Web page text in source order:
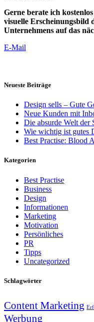
Gerne berate ich
visuelle Erscheinungsbild
Unternehmens auf das
E-Mail
Neueste Beiträge
Design sells – Gute
Neue Kunden mit
Die absurde Welt der
Wie wichtig ist gutes
Best Practise: Blood
Kategorien
Best Practise
Business
Design
Informationen
Marketing
Motivation
Persönliches
PR
Tipps
Uncategorized
Schlagwörter
Content Marketing
Werbung